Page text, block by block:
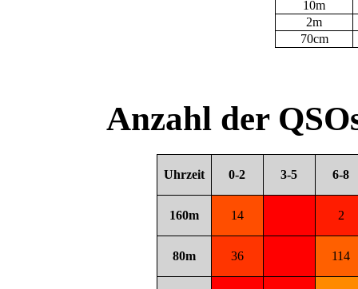
10m
2m
70cm
Anzahl der
Uhrzeit 0-2 3-5 6-8
160m 14 2
80m 36 114